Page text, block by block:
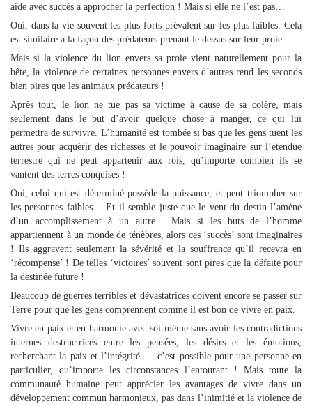
aide avec succès à approcher la perfection ! Mais si elle ne l’est pas…
Oui, dans la vie souvent les plus forts prévalent sur les plus faibles. Cela
est similaire à la façon des prédateurs prenant le dessus sur leur proie.
Mais si la violence du lion envers sa proie vient naturellement pour la
bête, la violence de certaines personnes envers d’autres rend les seconds
bien pires que les animaux prédateurs !
Après tout, le lion ne tue pas sa victime à cause de sa colère, mais
seulement dans le but d’avoir quelque chose à manger, ce qui lui
permettra de survivre. L’humanité est tombée si bas que les gens tuent les
autres pour acquérir des richesses et le pouvoir imaginaire sur l’étendue
terrestre qui ne peut appartenir aux rois, qu’importe combien ils se
vantent des terres conquises !
Oui, celui qui est déterminé possède la puissance, et peut triompher sur
les personnes faibles… Et il semble juste que le vent du destin l’amène
d’un accomplissement à un autre… Mais si les buts de l’homme
appartiennent à un monde de ténèbres, alors ces ‘succès’ sont imaginaires
! Ils aggravent seulement la sévérité et la souffrance qu’il recevra en
‘récompense’ ! De telles ‘victoires’ souvent sont pires que la défaite pour
la destinée future !
Beaucoup de guerres terribles et dévastatrices doivent encore se passer sur
Terre pour que les gens comprennent comme il est bon de vivre en paix.
Vivre en paix et en harmonie avec soi-même sans avoir les contradictions
internes destructrices entre les pensées, les désirs et les émotions,
recherchant la paix et l’intégrité — c’est possible pour une personne en
particulier, qu’importe les circonstances l’entourant ! Mais toute la
communauté humaine peut apprécier les avantages de vivre dans un
développement commun harmonieux, pas dans l’inimitié et la violence de